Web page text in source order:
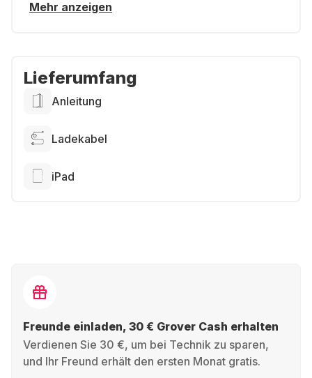
Mehr anzeigen
Lieferumfang
Anleitung
Ladekabel
iPad
Freunde einladen, 30 € Grover Cash erhalten
Verdienen Sie 30 €, um bei Technik zu sparen,
und Ihr Freund erhält den ersten Monat gratis.